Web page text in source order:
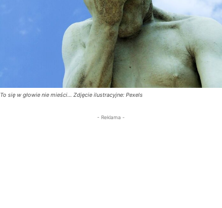
To się w głowie nie mieści... Zdjęcie ilustracyjne: Pexels
- Reklama -